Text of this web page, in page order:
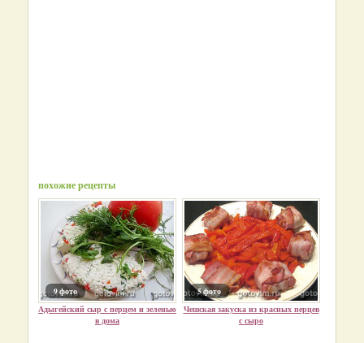
похожие рецепты
9 фото
Адыгейский сыр с перцем и зеленью
в дома
5 фото
Чешская закуска из красных перцев
с сыро